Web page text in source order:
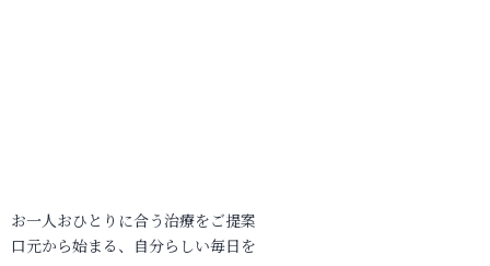
お一人おひとりに合う治療をご提案
口元から始まる、自分らしい毎日を